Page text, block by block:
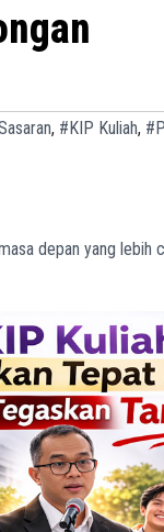
, #KIP Kuliah,
depan yang lebih